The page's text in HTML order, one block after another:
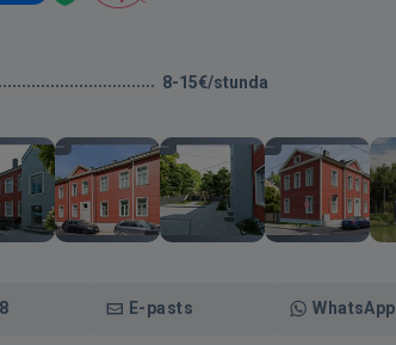
8-15€/stunda
E-pasts WhatsApp